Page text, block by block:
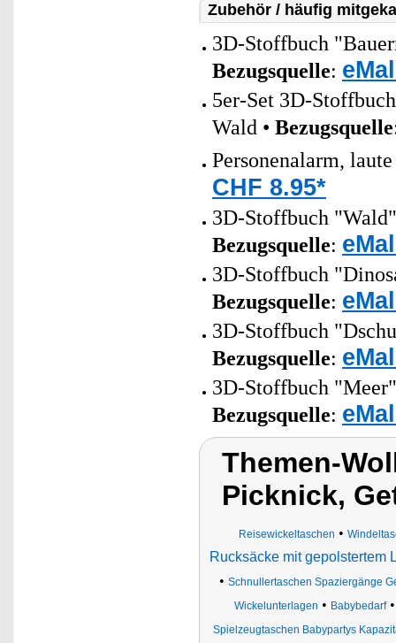
Zubehör / häufig
3D-Stoffbuch
Bezugsquelle:
5er-Set 3D-
Wald • Bezugsquelle
Personenalarm,
CHF 8.95*
3D-Stoffbuch
Bezugsquelle:
3D-Stoffbuch
Bezugsquelle:
3D-Stoffbuch
Bezugsquelle:
3D-Stoffbuch
Bezugsquelle:
Themen-
Picknick,
Reisewickeltaschen •
Rucksäcke mit gepolstertem
• Schnullertaschen Spaziergänge
Wickelunterlagen • Babybedarf
Spielzeugtaschen Babypartys